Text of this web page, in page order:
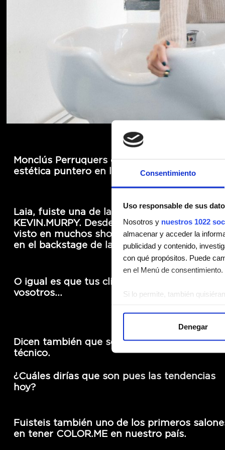
Consentimiento
Uso responsable de sus
Nosotros y nuestros 1022
almacenar y acceder la
publicidad y contenido,
con qué propósitos. Puede
en el Menú de consentimiento.
Si lo permite, también
Obtenga más información
Las cookies de este sitio
el tráfico. Además,
publicidad y análisis web,
partir del uso que haya hecho
Denegar
Monclús Perruquers es el salón de belleza y
estética puntero en la localidad de Ripollet.
Laia, fuiste una de las primeras clientas de
KEVIN.MURPY. Desde entonces, te hemos
visto en muchos shows de moda trabajando
en el backstage de la marca.
O igual es que tus clientas confían mucho en
vosotros…
Dicen también que sois un salón muy
técnico.
¿Cuáles dirías que son pues las tendencias
hoy?
Fuisteis también uno de los primeros
en tener COLOR.ME en nuestro país.